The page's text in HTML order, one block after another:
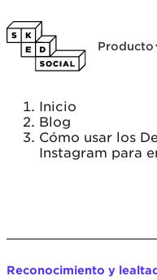
Producto
Inicio
Blog
Cómo usar los
Instagram para
Reconocimiento y